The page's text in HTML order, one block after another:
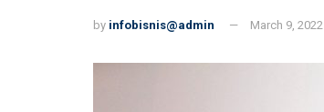
by infobisnis@admin March 9, 2022